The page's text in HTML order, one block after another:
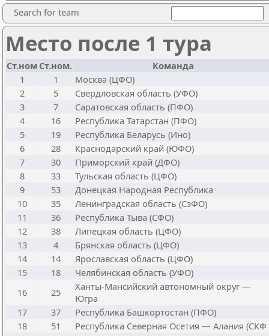
Search for team
Место после 1 тура
Ст.ном Ст.ном.
Команда
1
1
Москва (ЦФО)
2
5
Свердловская область (УФО)
3
7
Саратовская область (ПФО)
4
16
Республика Татарстан (ПФО)
5
19
Республика Беларусь (Ино)
6
28
Краснодарский край (ЮФО)
7
30
Приморский край (ДФО)
8
33
Тульская область (ЦФО)
9
53
Донецкая Народная Республика
10
35
Ленинградская область (СзФО)
11
36
Республика Тыва (СФО)
12
38
Липецкая область (ЦФО)
13
4
Брянская область (ЦФО)
14
14
Ярославская область (ЦФО)
15
18
Челябинская область (УФО)
16
25
Ханты-Мансийский автономный округ —
Югра
17
37
Республика Башкортостан (ПФО)
18
51
Республика Северная Осетия — Алания (СКФ